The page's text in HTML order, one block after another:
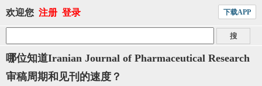
欢迎您 注册 登录 下载APP
哪位知道Iranian Journal of Pharmaceutical Research
审稿周期和见刊的速度？